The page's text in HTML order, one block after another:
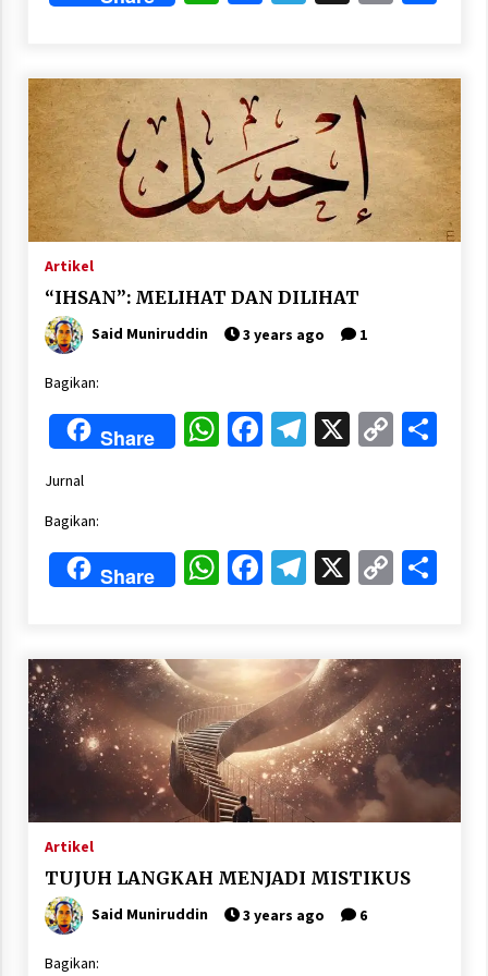
Artikel
“IHSAN”: MELIHAT DAN DILIHAT
Said Muniruddin 3 years ago 1
Bagikan:
Share WhatsApp
Facebook
Telegram
X Copy
Jurnal
Bagikan:
Share WhatsApp
Facebook
Telegram
X Copy
Artikel
TUJUH LANGKAH MENJADI MISTIKUS
Said Muniruddin 3 years ago 6
Bagikan: